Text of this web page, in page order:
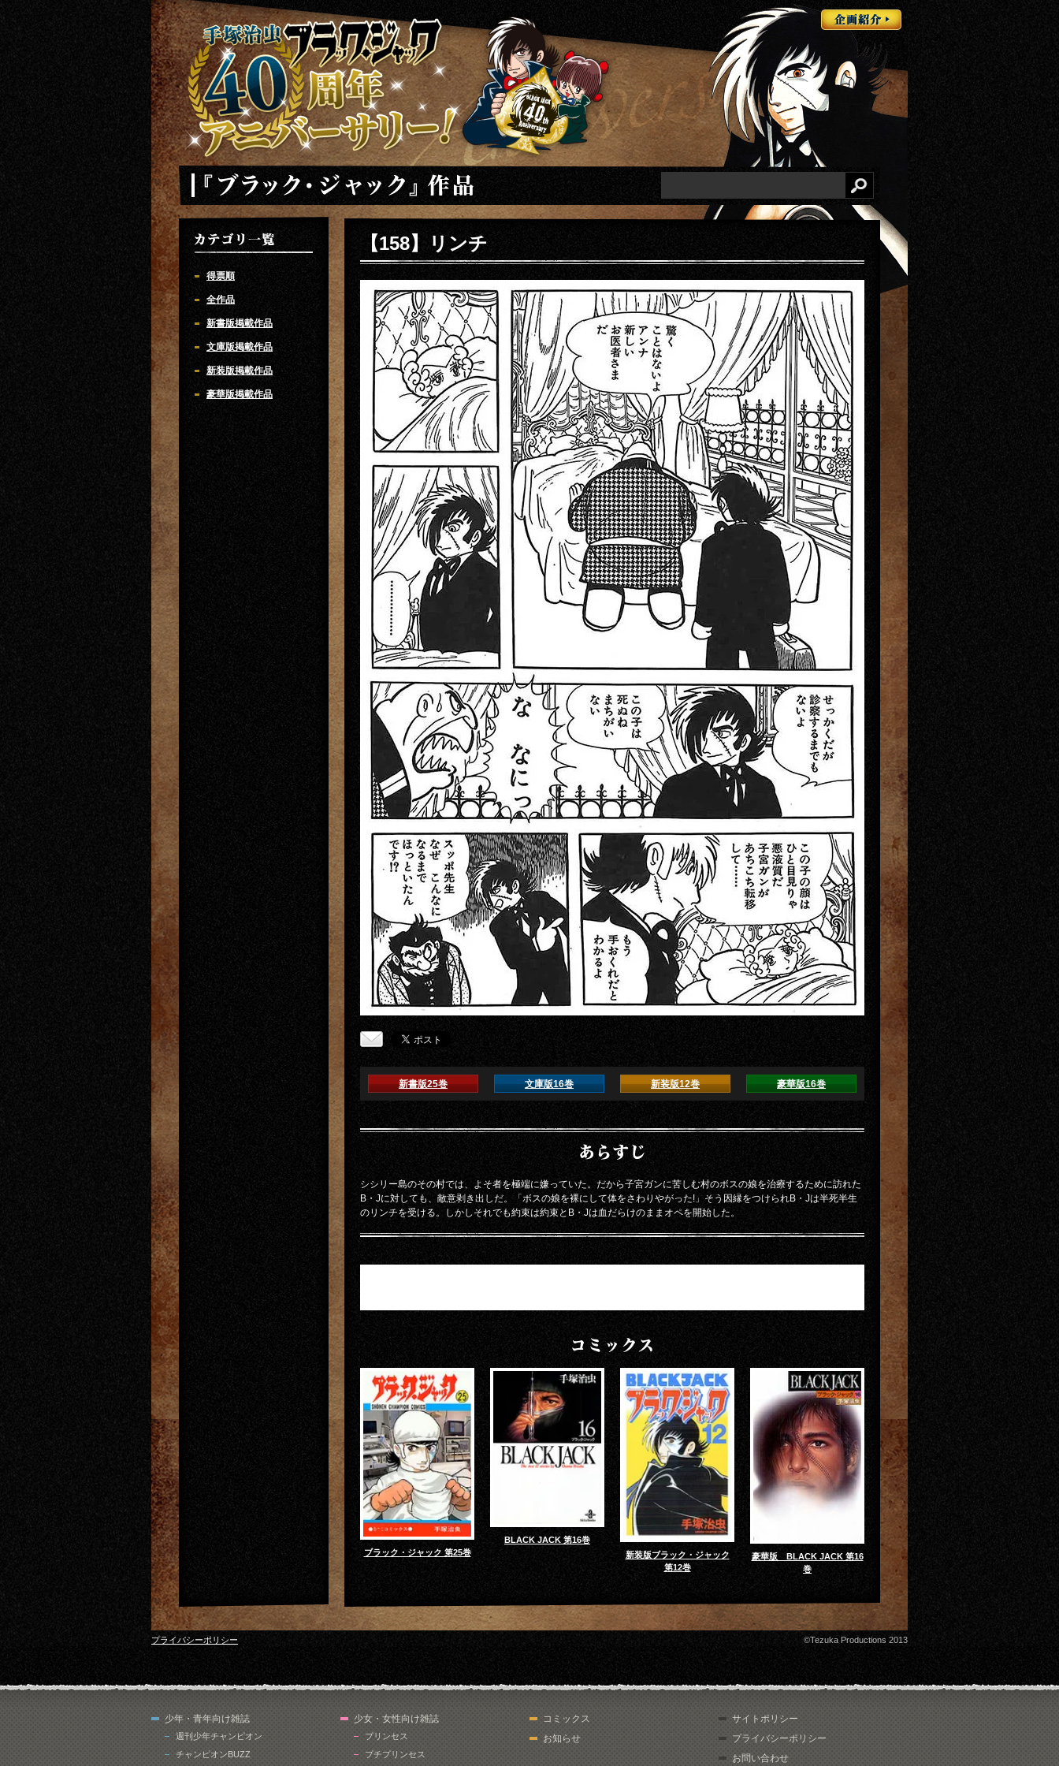
手塚治虫 ブラックジャック 40周年アニバーサリー
企画紹介
「ブラック・ジャック」 検索
得票順
全作品
新書版掲載作品
文庫版掲載作品
新装版掲載作品
豪華版掲載作品
【158】リンチ
新書版25巻 文庫版16巻 新装版12巻 豪華版16巻
あらすじ
シシリー島のその村では、よそ者を極端に嫌っていた。だから子宮ガンに苦しむ村のボスの娘を治療するために訪れた
B・Jに対しても、敵意剥き出しだ。「ボスの娘を裸にして体をさわりやがった!」そう因縁をつけられB・Jは半死半生
のリンチを受ける。しかしそれでも約束は約束とB・Jは血だらけのままオペを開始した。
コミックス
ブラック・ジャック 第25巻
BLACK JACK 第16巻
新装版ブラック・ジャック
第12巻
豪華版 BLACK JACK 第16
巻
プライバシーポリシー ©Tezuka Productions 2013
少年・青年向け雑誌
週刊少年チャンピオン
チャンピオンBUZZ
少女・女性向け雑誌
プリンセス
プチプリンセス
コミックス
お知らせ
サイトポリシー
プライバシーポリシー
お問い合わせ